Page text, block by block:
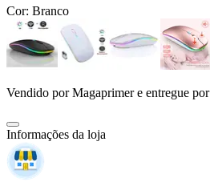
Cor: Branco
Vendido porMagaprimere entregue por
Informações da loja